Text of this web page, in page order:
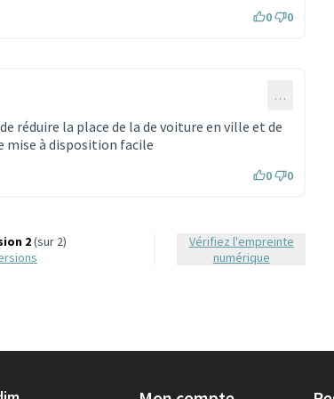
0 0
…
réduire la place de la de voiture en ville et de
mise à disposition facile
0 0
2(sur 2)
Vérifiez l'empreinte
numérique